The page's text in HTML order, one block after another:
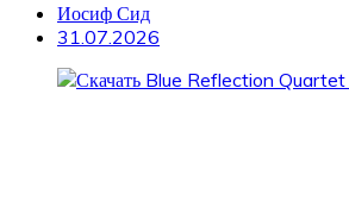
Иосиф Сид
31.07.2026